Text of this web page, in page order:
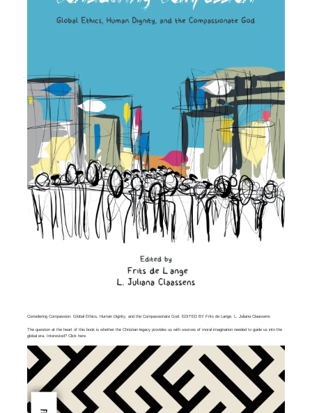
Considering Compassion. Global Ethics, Human Dignity, and the Compassionate God. EDITED BY Frits de Lange, L. Juliana Claassens
The question at the heart of this book is whether the Christian legacy provides us with sources of moral imagination needed to guide us into the
global era. Interested? Clickhere